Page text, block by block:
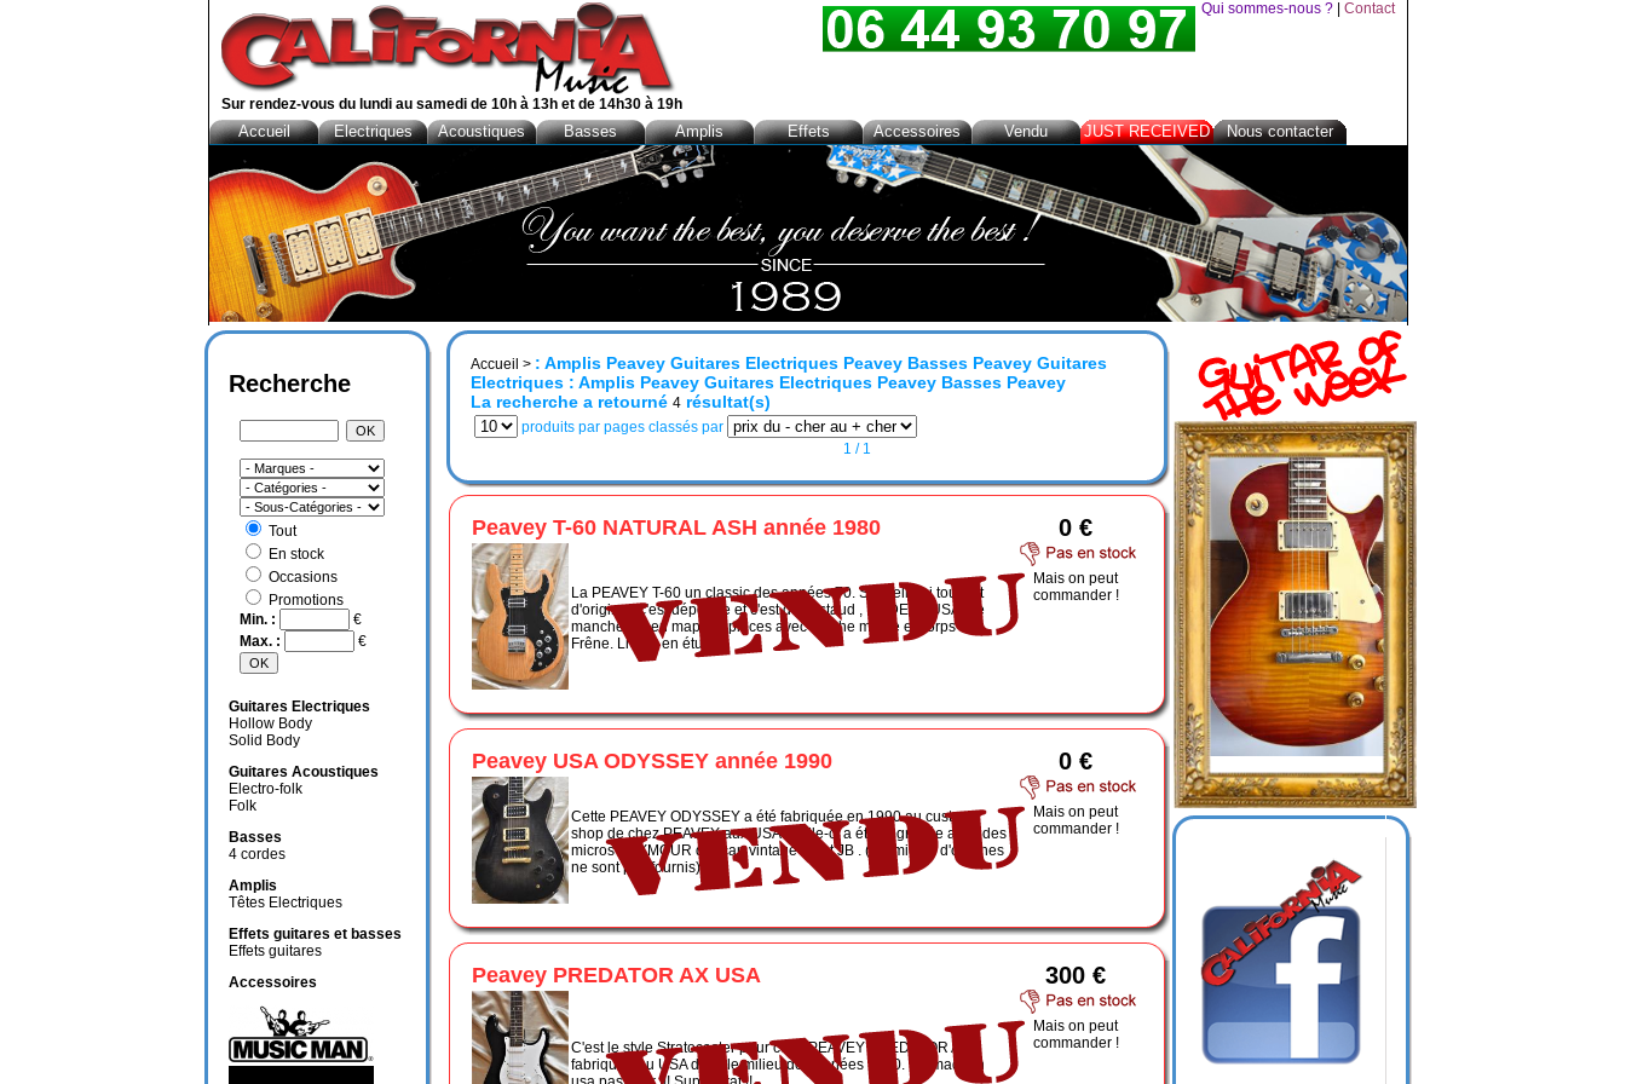
Accueil > : Amplis Peavey Guitares Electriques Peavey Basses Peavey Guitares
Electriques : Amplis Peavey Guitares Electriques Peavey Basses Peavey
La recherche a retourné 4 résultat(s)
produits par pages classés par
1 / 1
Peavey T-60 NATURAL ASH année 1980
La PEAVEY T-60 un classic des années 70. Sur celle-ci tout est
d'origine , c'est dépoque et c'est du costaud , MADE IN USA. Le
manche est en maple 2 pieces avec touche maple et corps en
Frêne. Livrée en étui...
0 €
Mais on peut
commander !
Peavey USA ODYSSEY année 1990
Cette PEAVEY ODYSSEY a été fabriquée en 1990 au custom
shop de chez PEAVEY aux USA. Celle-ci a été upgradée avec des
micros SEYMOUR duncan vintage 59 et JB . (les micros d'origines
ne sont pas fournis) ...
0 €
Mais on peut
commander !
Peavey PREDATOR AX USA
C'est le style Stratocaster pour cette PEAVEY PREDATOR AX
fabriquée au USA dans le milieu des années 1990. Du made in
300 €
Mais on peut
commander !
Recherche
Tout
En stock
Occasions
Promotions
Min. :
€
Max. :
€
Guitares Electriques
Hollow Body
Solid Body
Guitares Acoustiques
Electro-folk
Folk
Basses
4 cordes
Amplis
Têtes Electriques
Effets guitares et basses
Effets guitares
Accessoires
Sur rendez-vous du lundi au samedi de 10h à 13h et de 14h30 à 19h
Qui sommes-nous ? Contact
Accueil Electriques Acoustiques Basses Amplis Effets Accessoires Vendu JUST RECEIVED Nous contacter